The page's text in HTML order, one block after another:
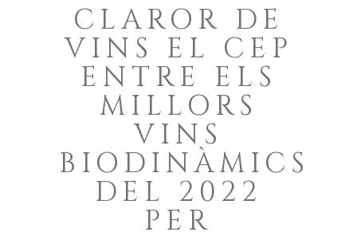
CLAROR DE
VINS EL CEP
ENTRE ELS
MILLORS
VINS
BIODINÀMICS
DEL 2022
PER